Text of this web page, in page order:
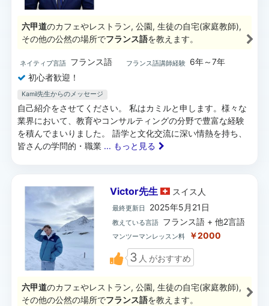
六甲道のカフェやレストラン, 公園, 生徒の自宅(家庭教師),
その他の公然の場所でフランス語を教えます。
ネイティブ言語 フランス語 フランス語講師経験
6年～7年
初心者歓迎！
Kamil先生からのメッセージ
自己紹介をさせてください。 私はカミルと申します。様々な
業界において、教育やコンサルティングの分野で豊富な経験
を積んでまいりました。 語学と文化交流に深い情熱を持ち、
皆さんの学問的・職業 ... もっと見る
Victor先生 スイス 人
最終更新日 2025年5月21日
教えている言語 フランス語 + 他2言語
マンツーマンレッスン料 ￥2000
3 人 がおすすめ
六甲道のカフェやレストラン, 公園, 生徒の自宅(家庭教師),
その他の公然の場所でフランス語を教えます。